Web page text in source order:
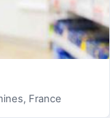
France